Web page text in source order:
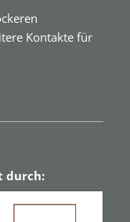
Kontakte für
durch: